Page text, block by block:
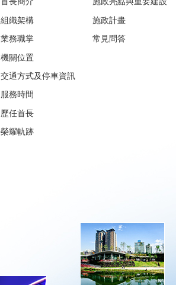
組織架構
業務職掌
機關位置
交通方式及停車資訊
服務時間
歷任首長
榮耀軌跡
施政計畫
常見問答